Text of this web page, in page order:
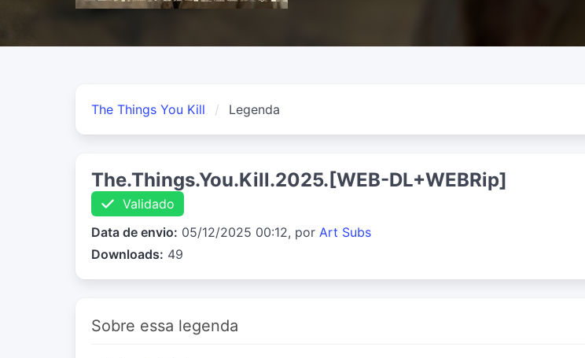
The Things You Kill Legenda
The.Things.You.Kill.2025.[WEB-DL+WEBRip]
Validado
Data de envio: 05/12/2025 00:12, por Art Subs
Downloads: 49
Sobre essa legenda